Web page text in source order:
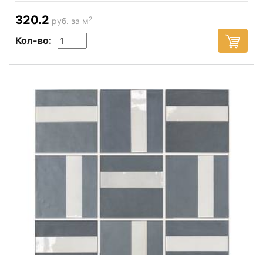
320.2 руб. за м2
Кол-во: